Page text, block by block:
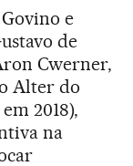
e
de
Cwerner,
Alter do
2018),
na